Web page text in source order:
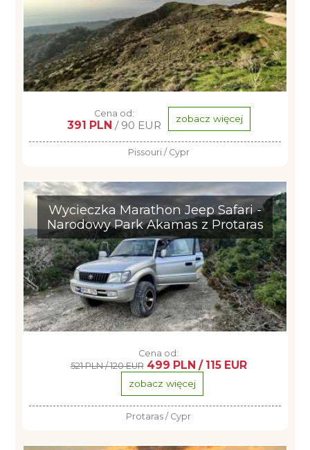
Cena od:
391 PLN / 90 EUR zobacz więcej
Pissouri / Cypr
Wycieczka Marathon Jeep Safari -
Narodowy Park Akamas z Protaras
Cena od:
521 PLN / 120 EUR 499 PLN / 115 EUR
zobacz więcej
Protaras / Cypr